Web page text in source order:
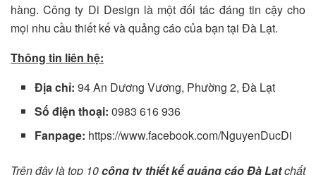
hàng. Công ty Di Design là một đối tác đáng tin cậy cho
mọi nhu cầu thiết kế và quảng cáo của bạn tại Đà Lạt.
Thông tin liên hệ:
Địa chỉ:94 An Dương Vương, Phường 2, Đà Lạt
Số điện thoại:0983 616 936
Fanpage: https://www.facebook.com/NguyenDucDi
Trên đây là top 10công ty thiết kế quảng cáo Đà Lạtchất